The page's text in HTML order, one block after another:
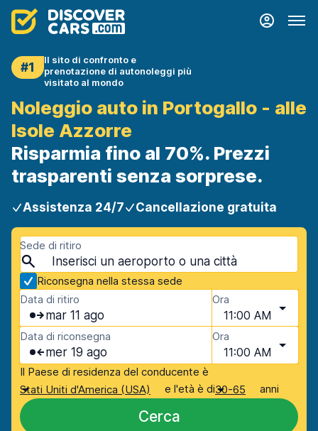
#1
Il sito di confronto e
prenotazione di autonoleggi più
visitato al mondo
Noleggio auto in Portogallo - alle
Isole Azzorre
Risparmia fino al 70%. Prezzi
trasparenti senza sorprese.
Assistenza 24/7 Cancellazione gratuita
Sede di ritiro
Riconsegna nella stessa sede
Data di ritiro
mar 11 ago
Ora
11:00 AM
Data di riconsegna
mer 19 ago
Ora
11:00 AM
Il Paese di residenza del conducente è
Stati Uniti d'America (USA)
e l'età è di30-65 anni
Cerca